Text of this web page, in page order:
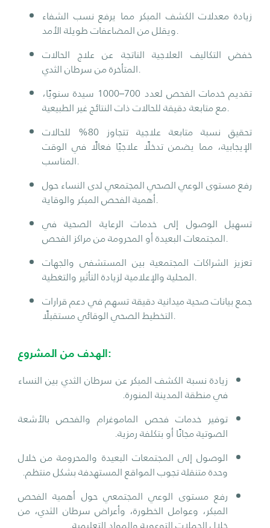
زيادة معدلات الكشف المبكر مما يرفع نسب الشفاء
ويقلل من المضاعفات طويلة الأمد.
خفض التكاليف العلاجية الناتجة عن علاج الحالات
المتأخرة من سرطان الثدي.
تقديم خدمات الفحص لعدد 700–1000 سيدة سنويًا،
مع متابعة دقيقة للحالات ذات النتائج غير الطبيعية.
تحقيق نسبة متابعة علاجية تتجاوز 80% للحالات
الإيجابية، مما يضمن تدخلًا علاجيًا فعالًا في الوقت
المناسب.
رفع مستوى الوعي الصحي المجتمعي لدى النساء حول
أهمية الفحص المبكر والوقاية.
تسهيل الوصول إلى خدمات الرعاية الصحية في
المجتمعات البعيدة أو المحرومة من مراكز الفحص.
تعزيز الشراكات المجتمعية بين المستشفى والجهات
المحلية والإعلامية لزيادة التأثير والتغطية.
جمع بيانات صحية ميدانية دقيقة تسهم في دعم قرارات
التخطيط الصحي الوقائي مستقبلًا.
الهدف من المشروع:
زيادة نسبة الكشف المبكر عن سرطان الثدي بين النساء
في منطقة المدينة المنورة.
توفير خدمات فحص الماموغرام والفحص بالأشعة
الصوتية مجانًا أو بتكلفة رمزية.
الوصول إلى المجتمعات البعيدة والمحرومة من خلال
وحدة متنقلة تجوب المواقع المستهدفة بشكل منتظم.
رفع مستوى الوعي المجتمعي حول أهمية الفحص
المبكر، وعوامل الخطورة، وأعراض سرطان الثدي، من